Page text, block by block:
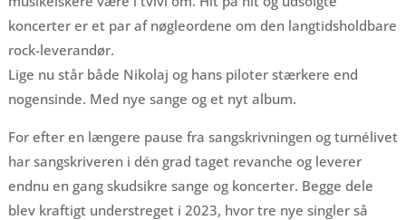
koncerter er et par af nøgleordene om den langtidsholdbare
rock-leverandør.
Lige nu står både Nikolaj og hans piloter stærkere end
nogensinde. Med nye sange og et nyt album.
For efter en længere pause fra sangskrivningen og turnélivet
har sangskriveren i dén grad taget revanche og leverer
endnu en gang skudsikre sange og koncerter. Begge dele
blev kraftigt understreget i 2023, hvor tre nye singler så